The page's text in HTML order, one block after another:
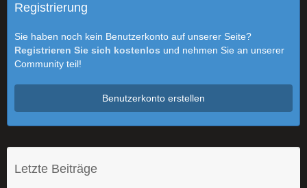
Registrierung
Sie haben noch kein Benutzerkonto auf unserer Seite?
Registrieren Sie sich kostenlos und nehmen Sie an unserer
Community teil!
Benutzerkonto erstellen
Letzte Beiträge